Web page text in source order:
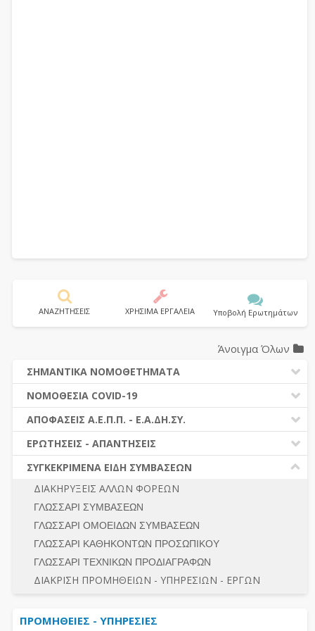
ΑΝΑΖΗΤΗΣΕΙΣ ΧΡΗΣΙΜΑ ΕΡΓΑΛΕΙΑ Υποβολή Ερωτημάτων
Άνοιγμα Όλων
ΣΗΜΑΝΤΙΚΑ ΝΟΜΟΘΕΤΗΜΑΤΑ
ΔΗΜΟΣΙΕΣ ΣΥΜΒΑΣΕΙΣ (Ν. 4412/2016)
ΔΗΜΟΤΙΚΟΣ ΚΩΔΙΚΑΣ (Ν.3463/2006)
ΚΑΛΛΙΚΡΑΤΗΣ (Ν.3852/2010)
ΝΟΜΟΘΕΣΙΑ - ΝΟΜΟΛΟΓΙΑ (ΣΥΝΟΛΟ)
ΝΟΜΟΘΕΣΙΑ COVID-19
ΝΟΜΟΘΕΣΙΑ - ΝΟΜΟΛΟΓΙΑ COVID -19
ΕΡΩΤΗΣΕΙΣ - ΑΠΑΝΤΗΣΕΙΣ
ΑΠΟΦΑΣΕΙΣ Α.Ε.Π.Π. - Ε.Α.ΔΗ.ΣΥ.
ΠΡΟΔΙΚΑΣΤΙΚΗ ΠΡΟΣΦΥΓΗ
ΓΕΝΙΚΟΙ ΚΑΝΟΝΕΣ
ΔΙΚΑΙΟΥΜΕΝΟΙ ΣΥΜΜΕΤΟΧΗΣ
ΠΡΟΣΦΟΡΕΣ – ΔΙΚΑΙΟΛΟΓΗΤΙΚΑ ΣΥΜΜΕΤΟΧΗΣ
ΔΙΕΞΑΓΩΓΗ ΔΙΑΔΙΚΑΣΙΑΣ
ΕΣΗΔΗΣ – ΚΗΜΔΗΣ
ΠΕΡΙΛΗΨΕΙΣ ΑΠΟΦΑΣΕΩΝ Α.Ε.Π.Π. - Ε.Α.ΔΗ.ΣΥ.
ΣΥΝΟΛΟ
ΕΡΩΤΗΣΕΙΣ - ΑΠΑΝΤΗΣΕΙΣ
Ν. 4782/2021 - ΤΡΟΠΟΠΟΙΗΣΗ 4412/2016
ΔΙΕΞΑΓΩΓΗ ΔΙΑΔΙΚΑΣΙΑΣ
ΔΙΑΔΙΚΑΣΙΕΣ ΑΝΑΘΕΣΗΣ
ΓΕΝΙΚΟΙ ΚΑΝΟΝΕΣ
ΠΡΟΕΤΟΙΜΑΣΙΑ - ΔΗΜΟΣΙΟΤΗΤΑ
ΛΟΓΟΙ ΑΠΟΚΛΕΙΣΜΟΥ-ΔΙΚΑΙΟΥΜΕΝΟΙ ΣΥΜΜΕΤΟΧΗΣ
ΠΡΟΣΦΟΡΕΣ - ΔΙΚΑΙΟΛΟΓΗΤΙΚΑ ΣΥΜΜΕΤΟΧΗΣ
ΣΥΓΚΕΚΡΙΜΕΝΑ ΕΙΔΗ ΣΥΜΒΑΣΕΩΝ
ΔΙΑΚΗΡΥΞΕΙΣ ΑΛΛΩΝ ΦΟΡΕΩΝ
ΓΛΩΣΣΑΡΙ ΣΥΜΒΑΣΕΩΝ
ΓΛΩΣΣΑΡΙ ΟΜΟΕΙΔΩΝ ΣΥΜΒΑΣΕΩΝ
ΓΛΩΣΣΑΡΙ ΚΑΘΗΚΟΝΤΩΝ ΠΡΟΣΩΠΙΚΟΥ
ΓΛΩΣΣΑΡΙ ΤΕΧΝΙΚΩΝ ΠΡΟΔΙΑΓΡΑΦΩΝ
ΔΙΑΚΡΙΣΗ ΠΡΟΜΗΘΕΙΩΝ - ΥΠΗΡΕΣΙΩΝ - ΕΡΓΩΝ
ΠΡΟΜΗΘΕΙΕΣ - ΥΠΗΡΕΣΙΕΣ